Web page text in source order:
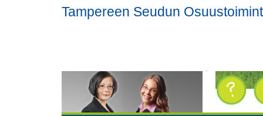
Tampereen Seudun